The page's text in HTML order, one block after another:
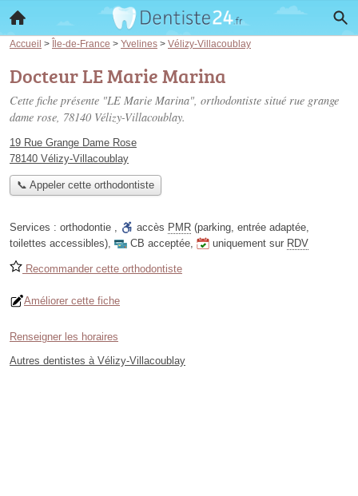
Accueil > Île-de-France > Yvelines > Vélizy-Villacoublay
Docteur LE Marie Marina
Cette fiche présente "LE Marie Marina", orthodontiste situé rue grange
dame rose, 78140 Vélizy-Villacoublay.
19 Rue Grange Dame Rose
78140 Vélizy-Villacoublay
📞 Appeler cette orthodontiste
Services : orthodontie , accès PMR (parking, entrée adaptée,
toilettes accessibles), CB acceptée, uniquement sur RDV
Recommander cette orthodontiste
Améliorer cette fiche
Renseigner les horaires
Autres dentistes à Vélizy-Villacoublay